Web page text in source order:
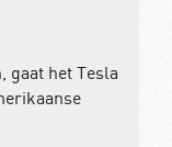
gaat het Tesla